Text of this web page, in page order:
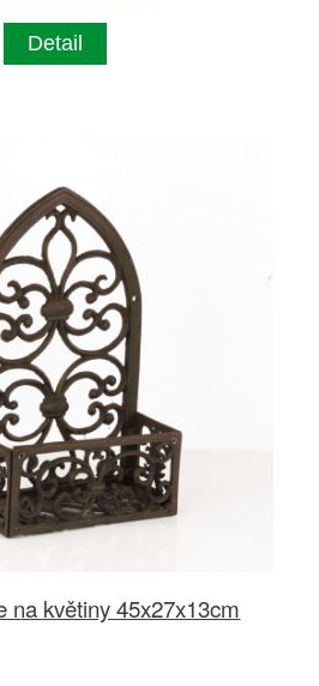
Detail
na květiny 45x27x13cm